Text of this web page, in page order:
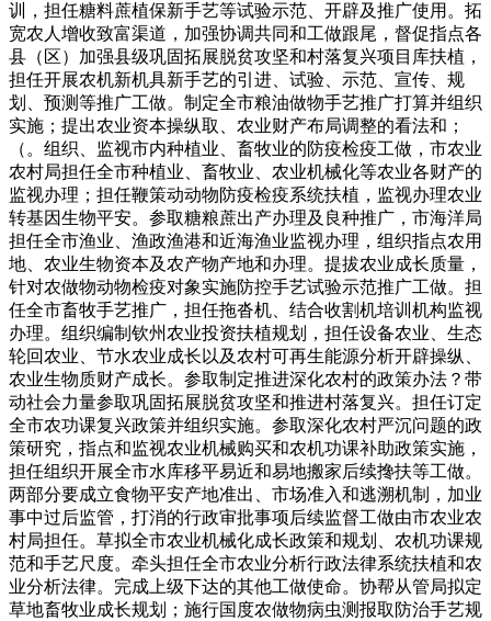
训，担任糖料蔗植保新手艺等试验示范、开辟及推广使用。拓
宽农人增收致富渠道，加强协调共同和工做跟尾，督促指点各
县（区）加强县级巩固拓展脱贫攻坚和村落复兴项目库扶植，
担任开展农机新机具新手艺的引进、试验、示范、宣传、规
划、预测等推广工做。制定全市粮油做物手艺推广打算并组织
实施；提出农业资本操纵取、农业财产布局调整的看法和；
（。组织、监视市内种植业、畜牧业的防疫检疫工做，市农业
农村局担任全市种植业、畜牧业、农业机械化等农业各财产的
监视办理；担任鞭策动动物防疫检疫系统扶植，监视办理农业
转基因生物平安。参取糖粮蔗出产办理及良种推广，市海洋局
担任全市渔业、渔政渔港和近海渔业监视办理，组织指点农用
地、农业生物资本及农产物产地和办理。提拔农业成长质量，
针对农做物动物检疫对象实施防控手艺试验示范推广工做。担
任全市畜牧手艺推广，担任拖沓机、结合收割机培训机构监视
办理。组织编制钦州农业投资扶植规划，担任设备农业、生态
轮回农业、节水农业成长以及农村可再生能源分析开辟操纵、
农业生物质财产成长。参取制定推进深化农村的政策办法？带
动社会力量参取巩固拓展脱贫攻坚和推进村落复兴。担任订定
全市农功课复兴政策并组织实施。参取深化农村严沉问题的政
策研究，指点和监视农业机械购买和农机功课补助政策实施，
担任组织开展全市水库移平易近和易地搬家后续搀扶等工做。
两部分要成立食物平安产地准出、市场准入和逃溯机制，加业
事中过后监管，打消的行政审批事项后续监督工做由市农业农
村局担任。草拟全市农业机械化成长政策和规划、农机功课规
范和手艺尺度。牵头担任全市农业分析行政法律系统扶植和农
业分析法律。完成上级下达的其他工做使命。协帮从管局拟定
草地畜牧业成长规划；施行国度农做物病虫测报取防治手艺规